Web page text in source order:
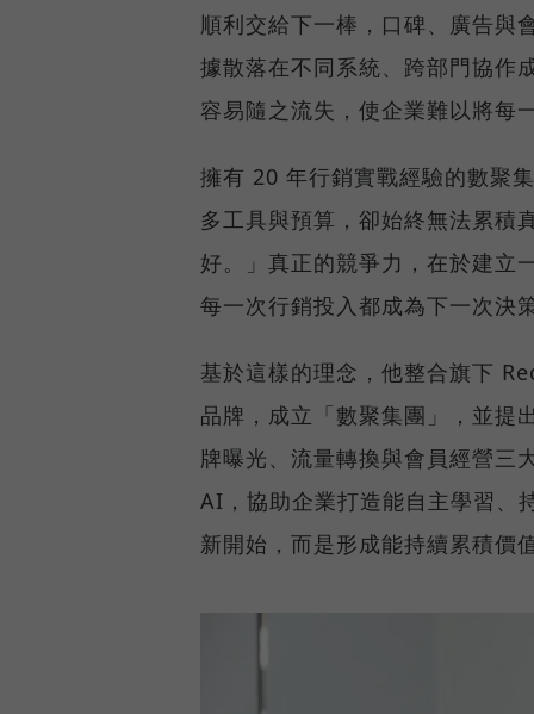
順利交給下一棒，口碑、廣告與
據散落在不同系統、跨部門協作
容易隨之流失，使企業難以將每
擁有 20 年行銷實戰經驗的數聚
多工具與預算，卻始終無法累積
好。」真正的競爭力，在於建立
每一次行銷投入都成為下一次決
基於這樣的理念，他整合旗下
品牌，成立「數聚集團」，並提
牌曝光、流量轉換與會員經營三
AI，協助企業打造能自主學習、
新開始，而是形成能持續累積價